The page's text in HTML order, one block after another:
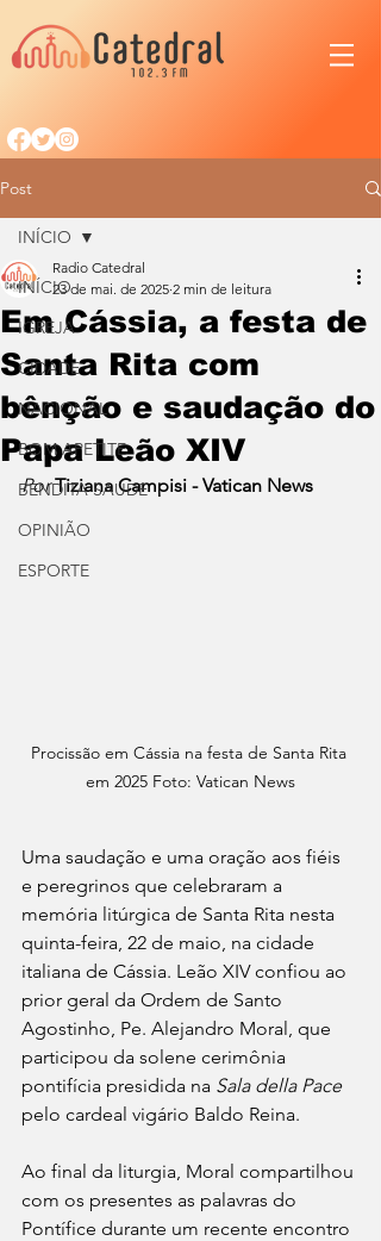
Post
INÍCIO
IGREJA
CIDADE
NACIONAL
BOM APETITE
BENDITA SAÚDE
OPINIÃO
ESPORTE
INÍCIO
Em Cássia, a festa de
Santa Rita com
bênção e saudação do
Papa Leão XIV
Radio Catedral
23 de mai. de 2025 2 min de leitura
Por Tiziana Campisi - Vatican News
Procissão em Cássia na festa de Santa Rita
em 2025 Foto: Vatican News
Uma saudação e uma oração aos fiéis
e peregrinos que celebraram a
memória litúrgica de Santa Rita nesta
quinta-feira, 22 de maio, na cidade
italiana de Cássia. Leão XIV confiou ao
prior geral da Ordem de Santo
Agostinho, Pe. Alejandro Moral, que
participou da solene cerimônia
pontifícia presidida na Sala della Pace
pelo cardeal vigário Baldo Reina.
Ao final da liturgia, Moral compartilhou
com os presentes as palavras do
Pontífice durante um recente encontro